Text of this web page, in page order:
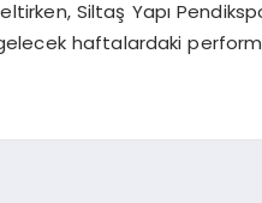
Siltaş Yapı
haftalardaki